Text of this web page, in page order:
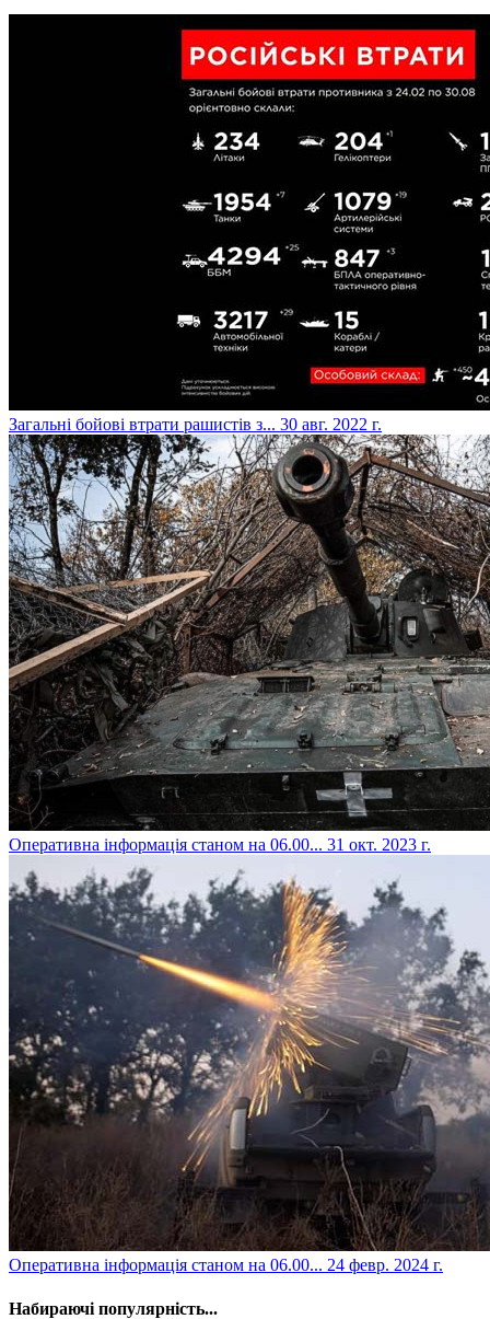
​Загальні бойові втрати рашистів з... 30 авг. 2022 г.
​Оперативна інформація станом на 06.00... 31 окт. 2023 г.
​Оперативна інформація станом на 06.00... 24 февр. 2024 г.
Набираючі популярність...